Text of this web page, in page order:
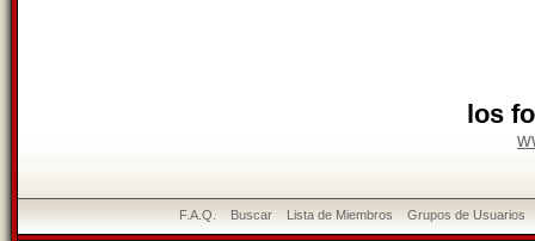
los
F.A.Q. Buscar Lista de Miembros Grupos de Usuarios